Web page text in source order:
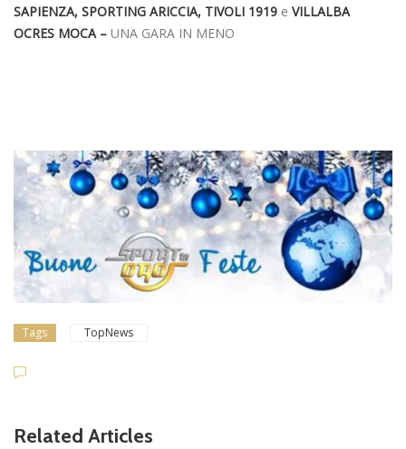
SAPIENZA, SPORTING ARICCIA, TIVOLI 1919 e VILLALBA
OCRES MOCA– UNA GARA IN MENO
Tags TopNews
Related Articles